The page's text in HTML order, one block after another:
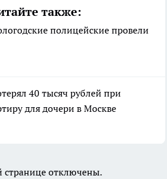
также:
полицейские провели
40 тысяч рублей при
для дочери в Москве
странице отключены.